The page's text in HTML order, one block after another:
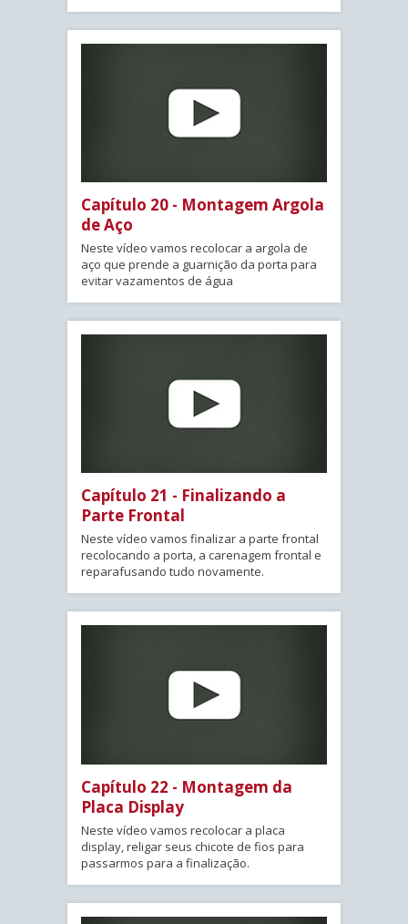
Capítulo 20 - Montagem Argola
de Aço
Neste vídeo vamos recolocar a argola de
aço que prende a guarnição da porta para
evitar vazamentos de água
Capítulo 21 - Finalizando a
Parte Frontal
Neste vídeo vamos finalizar a parte frontal
recolocando a porta, a carenagem frontal e
reparafusando tudo novamente.
Capítulo 22 - Montagem da
Placa Display
Neste vídeo vamos recolocar a placa
display, religar seus chicote de fios para
passarmos para a finalização.